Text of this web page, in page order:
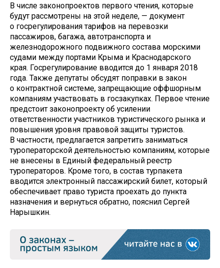
В числе законопроектов первого чтения, которые
будут рассмотрены на этой неделе, — документ
о госрегулирования тарифов на перевозки
пассажиров, багажа, автотранспорта и
железнодорожного подвижного состава морскими
судами между портами Крыма и Краснодарского
края. Госрегулирование вводится до 1 января 2018
года. Также депутаты обсудят поправки в закон
о контрактной системе, запрещающие оффшорным
компаниям участвовать в госзакупках. Первое чтение
предстоит законопроекту об усилении
ответственности участников туристического рынка и
повышения уровня правовой защиты туристов.
В частности, предлагается запретить заниматься
туроператорской деятельностью компаниям, которые
не внесены в Единый федеральный реестр
туроператоров. Кроме того, в состав турпакета
вводится электронный пассажирский билет, который
обеспечивает право туриста проехать до пункта
назначения и вернуться обратно, пояснил Сергей
Нарышкин.